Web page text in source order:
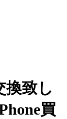
換致し
買